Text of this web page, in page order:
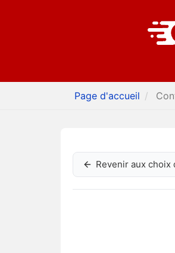
Page d'accueil
Revenir aux choix